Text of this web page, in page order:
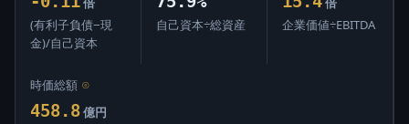
倍
(有利子負債−現
金)/自己資本
自己資本÷総資産
倍
企業価値÷EBITDA
時価総額 ⊙
458.8 億円